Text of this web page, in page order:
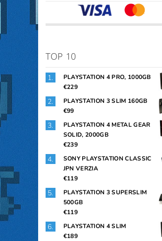
TOP 10
PLAYSTATION 4 PRO, 1000GB
€229
PLAYSTATION 3 SLIM 160GB
€99
PLAYSTATION 4 METAL GEAR
SOLID, 2000GB
€239
SONY PLAYSTATION CLASSIC
JPN VERZIA
€119
PLAYSTATION 3 SUPERSLIM
500GB
€119
PLAYSTATION 4 SLIM
€189